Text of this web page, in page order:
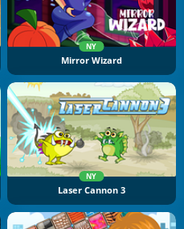
NY
Mirror Wizard
NY
Laser Cannon 3